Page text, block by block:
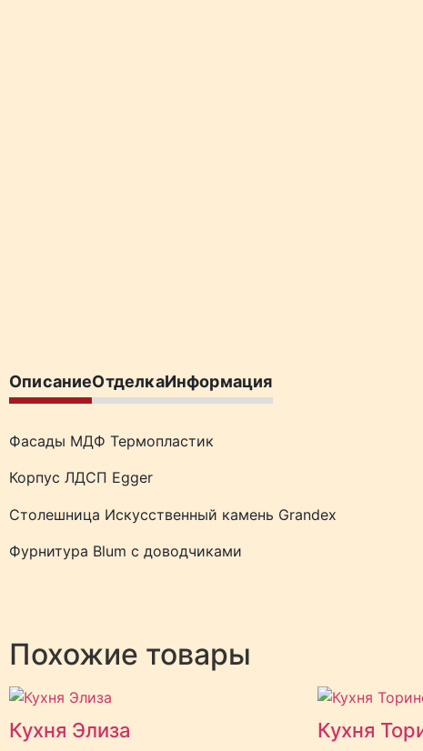
ОписаниеОтделкаИнформация
Фасады МДФ Термопластик
Корпус ЛДСП Egger
Столешница Искусственный камень Grandex
Фурнитура Blum с доводчиками
Похожие товары
Кухня Элиза Кухня